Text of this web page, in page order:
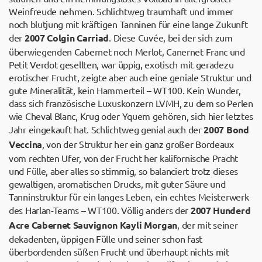
Weinfreude nehmen. Schlichtweg traumhaft und immer
noch blutjung mit kräftigen Tanninen für eine lange Zukunft
der 2007 Colgin Carriad . Diese Cuvée, bei der sich zum
überwiegenden Cabernet noch Merlot, Canernet Franc und
Petit Verdot gesellten, war üppig, exotisch mit geradezu
erotischer Frucht, zeigte aber auch eine geniale Struktur und
gute Mineralität, kein Hammerteil – WT100. Kein Wunder,
dass sich französische Luxuskonzern LVMH, zu dem so Perlen
wie Cheval Blanc, Krug oder Yquem gehören, sich hier letztes
Jahr eingekauft hat. Schlichtweg genial auch der2007 Bond
Veccina , von der Struktur her ein ganz großer Bordeaux
vom rechten Ufer, von der Frucht her kalifornische Pracht
und Fülle, aber alles so stimmig, so balanciert trotz dieses
gewaltigen, aromatischen Drucks, mit guter Säure und
Tanninstruktur für ein langes Leben, ein echtes Meisterwerk
des Harlan-Teams – WT100. Völlig anders der 2007 Hunderd
Acre Cabernet Sauvignon Kayli Morgan , der mit seiner
dekadenten, üppigen Fülle und seiner schon fast
überbordenden süßen Frucht und überhaupt nichts mit